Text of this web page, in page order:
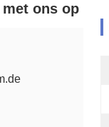
ons op